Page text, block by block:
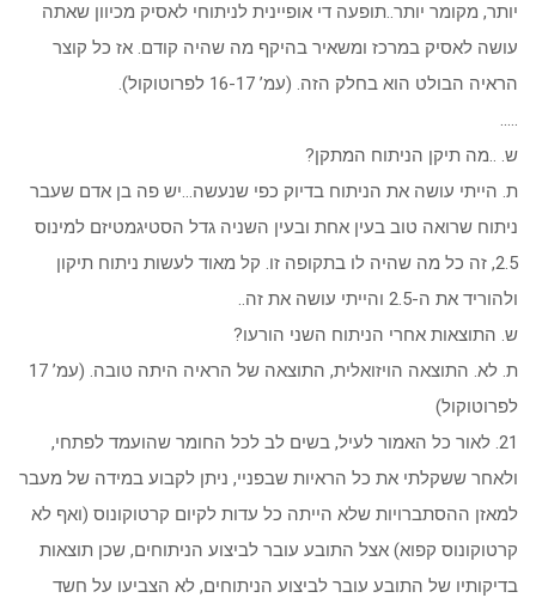
יותר, מקומר יותר..תופעה די אופיינית לניתוחי לאסיק מכיוון שאתה
עושה לאסיק במרכז ומשאיר בהיקף מה שהיה קודם. אז כל קוצר
הראיה הבולט הוא בחלק הזה. (עמ’ 16-17 לפרוטוקול).
…..
ש. ..מה תיקן הניתוח המתקן?
ת. הייתי עושה את הניתוח בדיוק כפי שנעשה…יש פה בן אדם שעבר
ניתוח שרואה טוב בעין אחת ובעין השניה גדל הסטיגמטיזם למינוס
2.5, זה כל מה שהיה לו בתקופה זו. קל מאוד לעשות ניתוח תיקון
ולהוריד את ה-2.5 והייתי עושה את זה..
ש. התוצאות אחרי הניתוח השני הורעו?
ת. לא. התוצאה הויזואלית, התוצאה של הראיה היתה טובה. (עמ’ 17
לפרוטוקול)
21. לאור כל האמור לעיל, בשים לב לכל החומר שהועמד לפתחי,
ולאחר ששקלתי את כל הראיות שבפניי, ניתן לקבוע במידה של מעבר
למאזן ההסתברויות שלא הייתה כל עדות לקיום קרטוקונוס (ואף לא
קרטוקונוס קפוא) אצל התובע עובר לביצוע הניתוחים, שכן תוצאות
בדיקותיו של התובע עובר לביצוע הניתוחים, לא הצביעו על חשד